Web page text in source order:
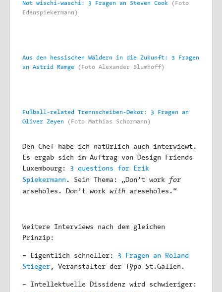
Not wischi-waschi: 3 Fragen an Steven Cook (Foto
Edenspiekermann)
Aus den hessischen Wäldern in die Zukunft: 3 Fragen
an Astrid Ramge (Foto Alexander Blumhoff)
Fußball-related Trennscheiben-Dekor: 3 Fragen an
Oliver Zeyen (Foto Mathias Schormann)
Den Chef habe ich natürlich auch interviewt.
Es ergab sich im Auftrag von Design Friends
Luxembourg: 3 questions for Erik
Spiekermann . Sein Thema: „Don’t work for
arseholes. Don’t work with areseholes.“
Weitere Interviews nach dem gleichen
Prinzip:
– Eigentlich schneller: 3 Fragen an Roland
Stieger , Veranstalter der Tÿpo St.Gallen.
– Intellektuelle Dissidenz wird schwieriger: